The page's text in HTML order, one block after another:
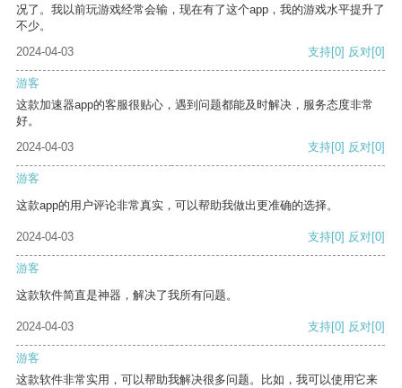
况了。我以前玩游戏经常会输，现在有了这个app，我的游戏水平提升了
不少。
2024-04-03
支持[0] 反对[0]
游客
这款加速器app的客服很贴心，遇到问题都能及时解决，服务态度非常
好。
2024-04-03
支持[0] 反对[0]
游客
这款app的用户评论非常真实，可以帮助我做出更准确的选择。
2024-04-03 支持[0] 反对[0]
游客
这款软件简直是神器，解决了我所有问题。
2024-04-03 支持[0] 反对[0]
游客
这款软件非常实用，可以帮助我解决很多问题。比如，我可以使用它来